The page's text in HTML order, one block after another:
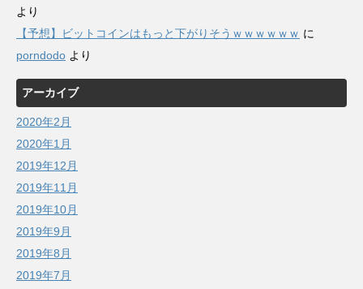
より
【予想】ビットコインはもっと下がりそうｗｗｗｗｗｗ に
porndodo より
アーカイブ
2020年2月
2020年1月
2019年12月
2019年11月
2019年10月
2019年9月
2019年8月
2019年7月